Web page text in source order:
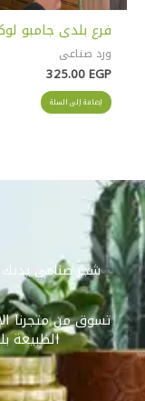
فرع بلدى جامبو
ورد صناعى
325.00EGP
إضافة إلى السلة
شجر صناعي
تسوق من متجرنا
الطبيعة